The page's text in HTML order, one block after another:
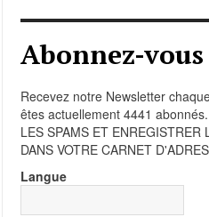
Abonnez-vous
Recevez notre Newsletter
êtes actuellement 4441
LES SPAMS ET ENREGISTRER
DANS VOTRE CARNET
Langue